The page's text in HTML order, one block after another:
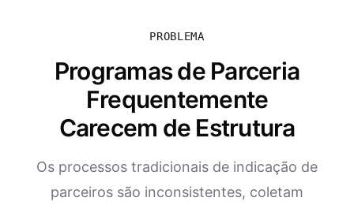
PROBLEMA
Programas de Parceria
Frequentemente
Carecem de Estrutura
Os processos tradicionais de indicação de
parceiros são inconsistentes, coletam